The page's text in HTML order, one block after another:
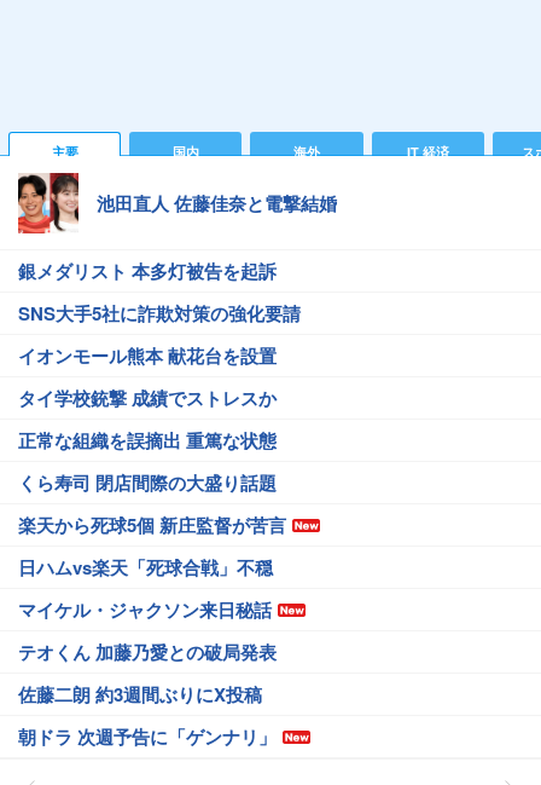
主要 国内 海外 IT 経済 ス
池田直人 佐藤佳奈と電撃結婚
銀メダリスト 本多灯被告を起訴
SNS大手5社に詐欺対策の強化要請
イオンモール熊本 献花台を設置
タイ学校銃撃 成績でストレスか
正常な組織を誤摘出 重篤な状態
くら寿司 閉店間際の大盛り話題
楽天から死球5個 新庄監督が苦言
日ハムvs楽天「死球合戦」不穏
マイケル・ジャクソン来日秘話
テオくん 加藤乃愛との破局発表
佐藤二朗 約3週間ぶりにX投稿
朝ドラ 次週予告に「ゲンナリ」